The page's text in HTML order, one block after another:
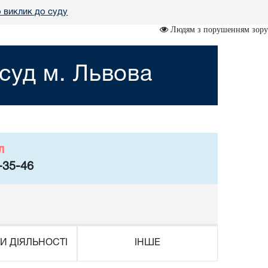
до суду
Людям з порушенням зору
м. Львова
35-46
ДІЯЛЬНОСТІ ІНШЕ